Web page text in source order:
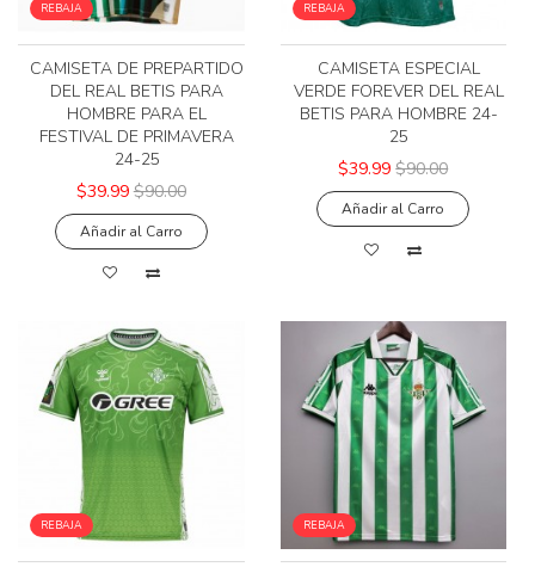
REBAJA
CAMISETA DE PREPARTIDO
DEL REAL BETIS PARA
HOMBRE PARA EL
FESTIVAL DE PRIMAVERA
24-25
$39.99 $90.00
Añadir al Carro
REBAJA
CAMISETA ESPECIAL
VERDE FOREVER DEL REAL
BETIS PARA HOMBRE 24-
25
$39.99 $90.00
Añadir al Carro
REBAJA REBAJA